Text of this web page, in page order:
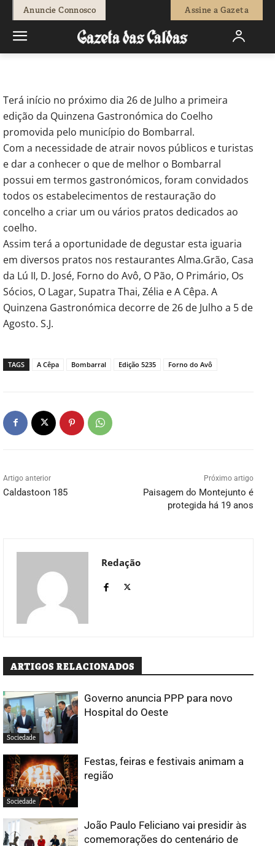
Anuncie Connosco Assine a Gazeta
Redação - 20 de Julho, 2018 0
Terá início no próximo dia 26 de Julho a primeira
edição da Quinzena Gastronómica do Coelho
promovida pelo município do Bombarral.
Com a necessidade de atrair novos públicos e turistas
e dar a conhecer o que de melhor o Bombarral
possui em termos gastronómicos, foram convidados
todos os estabelecimentos de restauração do
concelho a criar um ou vários pratos dedicados ao
coelho.
Assim terá a oportunidade de degustar esta iguaria
em diversos pratos nos restaurantes Alma.Grão, Casa
da Lú II, D. José, Forno do Avô, O Pão, O Primário, Os
Sócios, O Lagar, Supatra Thai, Zélia e A Cêpa. A
Quinzena Gastronómica decorre de 26 de Julho a 5 de
Agosto. S.J.
TAGS A Cêpa Bombarral Edição 5235 Forno do Avô
Artigo anterior
Caldastoon 185
Próximo artigo
Paisagem do Montejunto é
protegida há 19 anos
Redação
ARTIGOS RELACIONADOS
Sociedade
Governo anuncia PPP para novo
Hospital do Oeste
Sociedade
Festas, feiras e festivais animam a
região
João Paulo Feliciano vai presidir às
comemorações do centenário de